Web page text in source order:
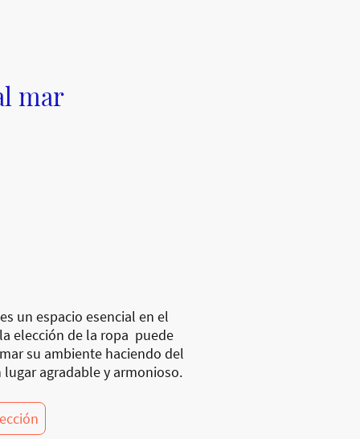
mar
un espacio esencial en el
elección de la ropa puede
su ambiente haciendo del
agradable y armonioso.